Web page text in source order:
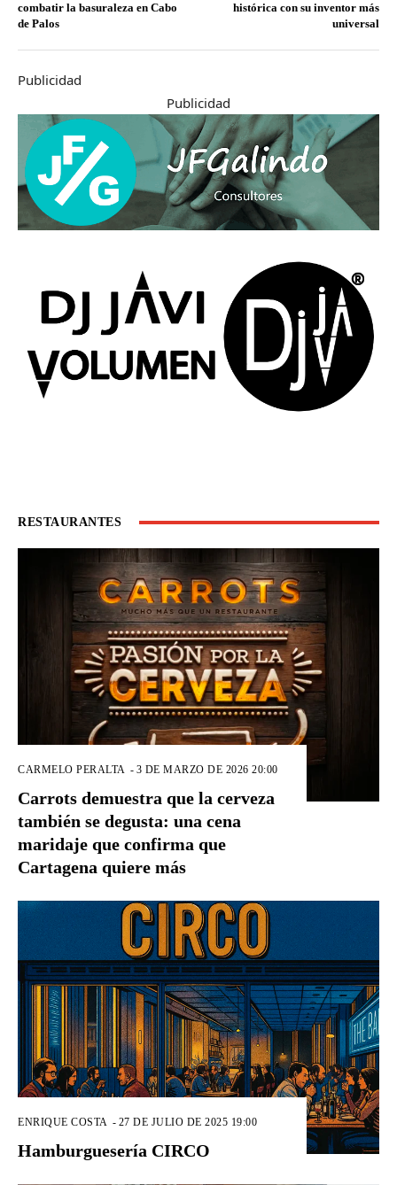
combatir la basuraleza en Cabo
de Palos
histórica con su inventor más
universal
Publicidad
Publicidad
RESTAURANTES
CARMELO PERALTA - 3 DE MARZO DE 2026 20:00
Carrots demuestra que la cerveza
también se degusta: una cena
maridaje que confirma que
Cartagena quiere más
ENRIQUE COSTA - 27 DE JULIO DE 2025 19:00
Hamburguesería CIRCO